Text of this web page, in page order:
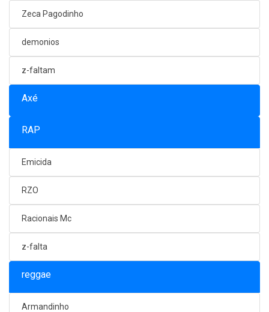
Zeca Pagodinho
demonios
z-faltam
Axé
RAP
Emicida
RZO
Racionais Mc
z-falta
reggae
Armandinho